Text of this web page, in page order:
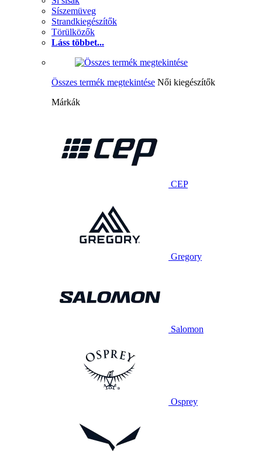
Síszemüveg
Strandkiegészítők
Törülközők
Láss többet...
Összes termék megtekintése Női kiegészítők
Márkák
CEP
Gregory
Salomon
Osprey